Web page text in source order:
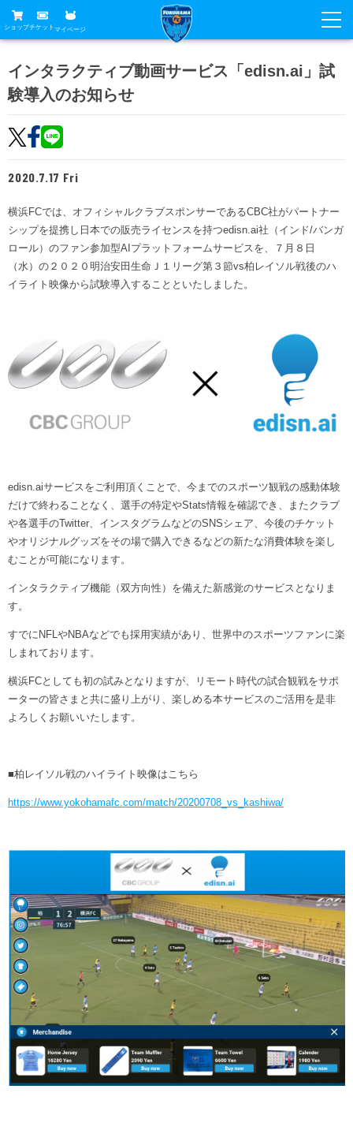
ショップチケット マイページ
グッズ
ホームタウン
トップチーム
試合
アカデミー
試合
試合日程
チケット
チケットガイド
席種・価格表
チケット購入方法
販売スケジュール
チーム
選手・スタッフ
スケジュール
練習見学について
観戦ガイド
横浜FC観戦ガイド
試合会場アクセス
クラブ
ヒストリー
サステナビリティ
ホームタウン活動
ニッパツ横浜FCシーガルズ
ゲームスチュワード
学生インターンシップ
クラブメンバー
スペシャルコンテンツ
アカデミー
育成ビジョン
フェニックスクラブ
サッカースクール
チアスクール
パートナー
パートナー一覧
お問い合わせ
お問い合わせ
インタラクティブ動画サービス「edisn.ai」試
験導入のお知らせ
2020.7.17 Fri
横浜FCでは、オフィシャルクラブスポンサーであるCBC社がパートナー
シップを提携し日本での販売ライセンスを持つedisn.ai社（インド/バンガ
ロール）のファン参加型AIプラットフォームサービスを、７月８日
（水）の２０２０明治安田生命Ｊ１リーグ第３節vs柏レイソル戦後のハ
イライト映像から試験導入することといたしました。
edisn.aiサービスをご利用頂くことで、今までのスポーツ観戦の感動体験
だけで終わることなく、選手の特定やStats情報を確認でき、またクラブ
や各選手のTwitter、インスタグラムなどのSNSシェア、今後のチケット
やオリジナルグッズをその場で購入できるなどの新たな消費体験を楽し
むことが可能になります。
インタラクティブ機能（双方向性）を備えた新感覚のサービスとなりま
す。
すでにNFLやNBAなどでも採用実績があり、世界中のスポーツファンに楽
しまれております。
横浜FCとしても初の試みとなりますが、リモート時代の試合観戦をサポ
ーターの皆さまと共に盛り上がり、楽しめる本サービスのご活用を是非
よろしくお願いいたします。
■柏レイソル戦のハイライト映像はこちら
https://www.yokohamafc.com/match/20200708_vs_kashiwa/